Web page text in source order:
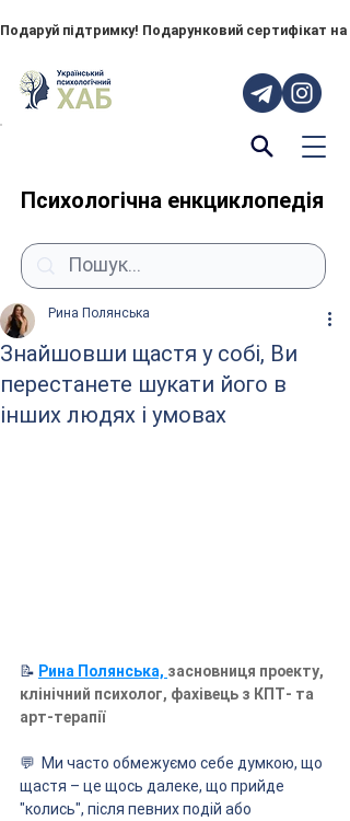
Подаруй підтримку! Подарунковий сертифікат
Психологічна енкциклопедія
Знайшовши щастя у собі, Ви
перестанете шукати його в
інших людях і умовах
Рина Полянська
📝 Рина Полянська, засновниця проекту,
клінічний психолог, фахівець з КПТ- та
арт-терапії
💬  Ми часто обмежуємо себе думкою, що
щастя – це щось далеке, що прийде
"колись", після певних подій або